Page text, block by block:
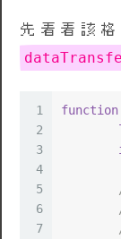
先看看該
1
2
3
4
5
6
7
function